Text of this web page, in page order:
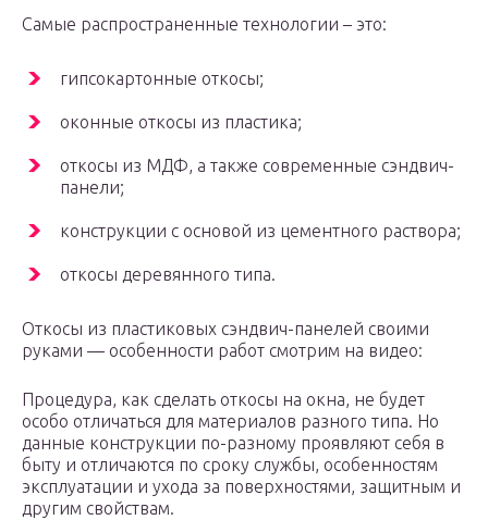
Самые распространенные технологии – это:
гипсокартонные откосы;
оконные откосы из пластика;
откосы из МДФ, а также современные сэндвич-
панели;
конструкции с основой из цементного раствора;
откосы деревянного типа.
Откосы из пластиковых сэндвич-панелей своими
руками — особенности работ смотрим на видео:
Процедура, как сделать откосы на окна, не будет
особо отличаться для материалов разного типа. Но
данные конструкции по-разному проявляют себя в
быту и отличаются по сроку службы, особенностям
эксплуатации и ухода за поверхностями, защитным и
другим свойствам.